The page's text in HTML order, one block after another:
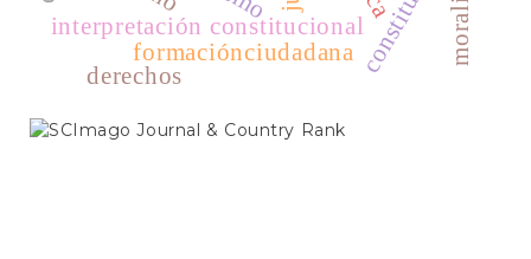
interpretación constitucional
formaciónciudadana
derechos
SCIMAGO